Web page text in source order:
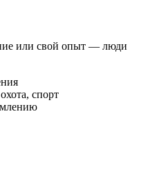
или свой опыт — люди
спорт